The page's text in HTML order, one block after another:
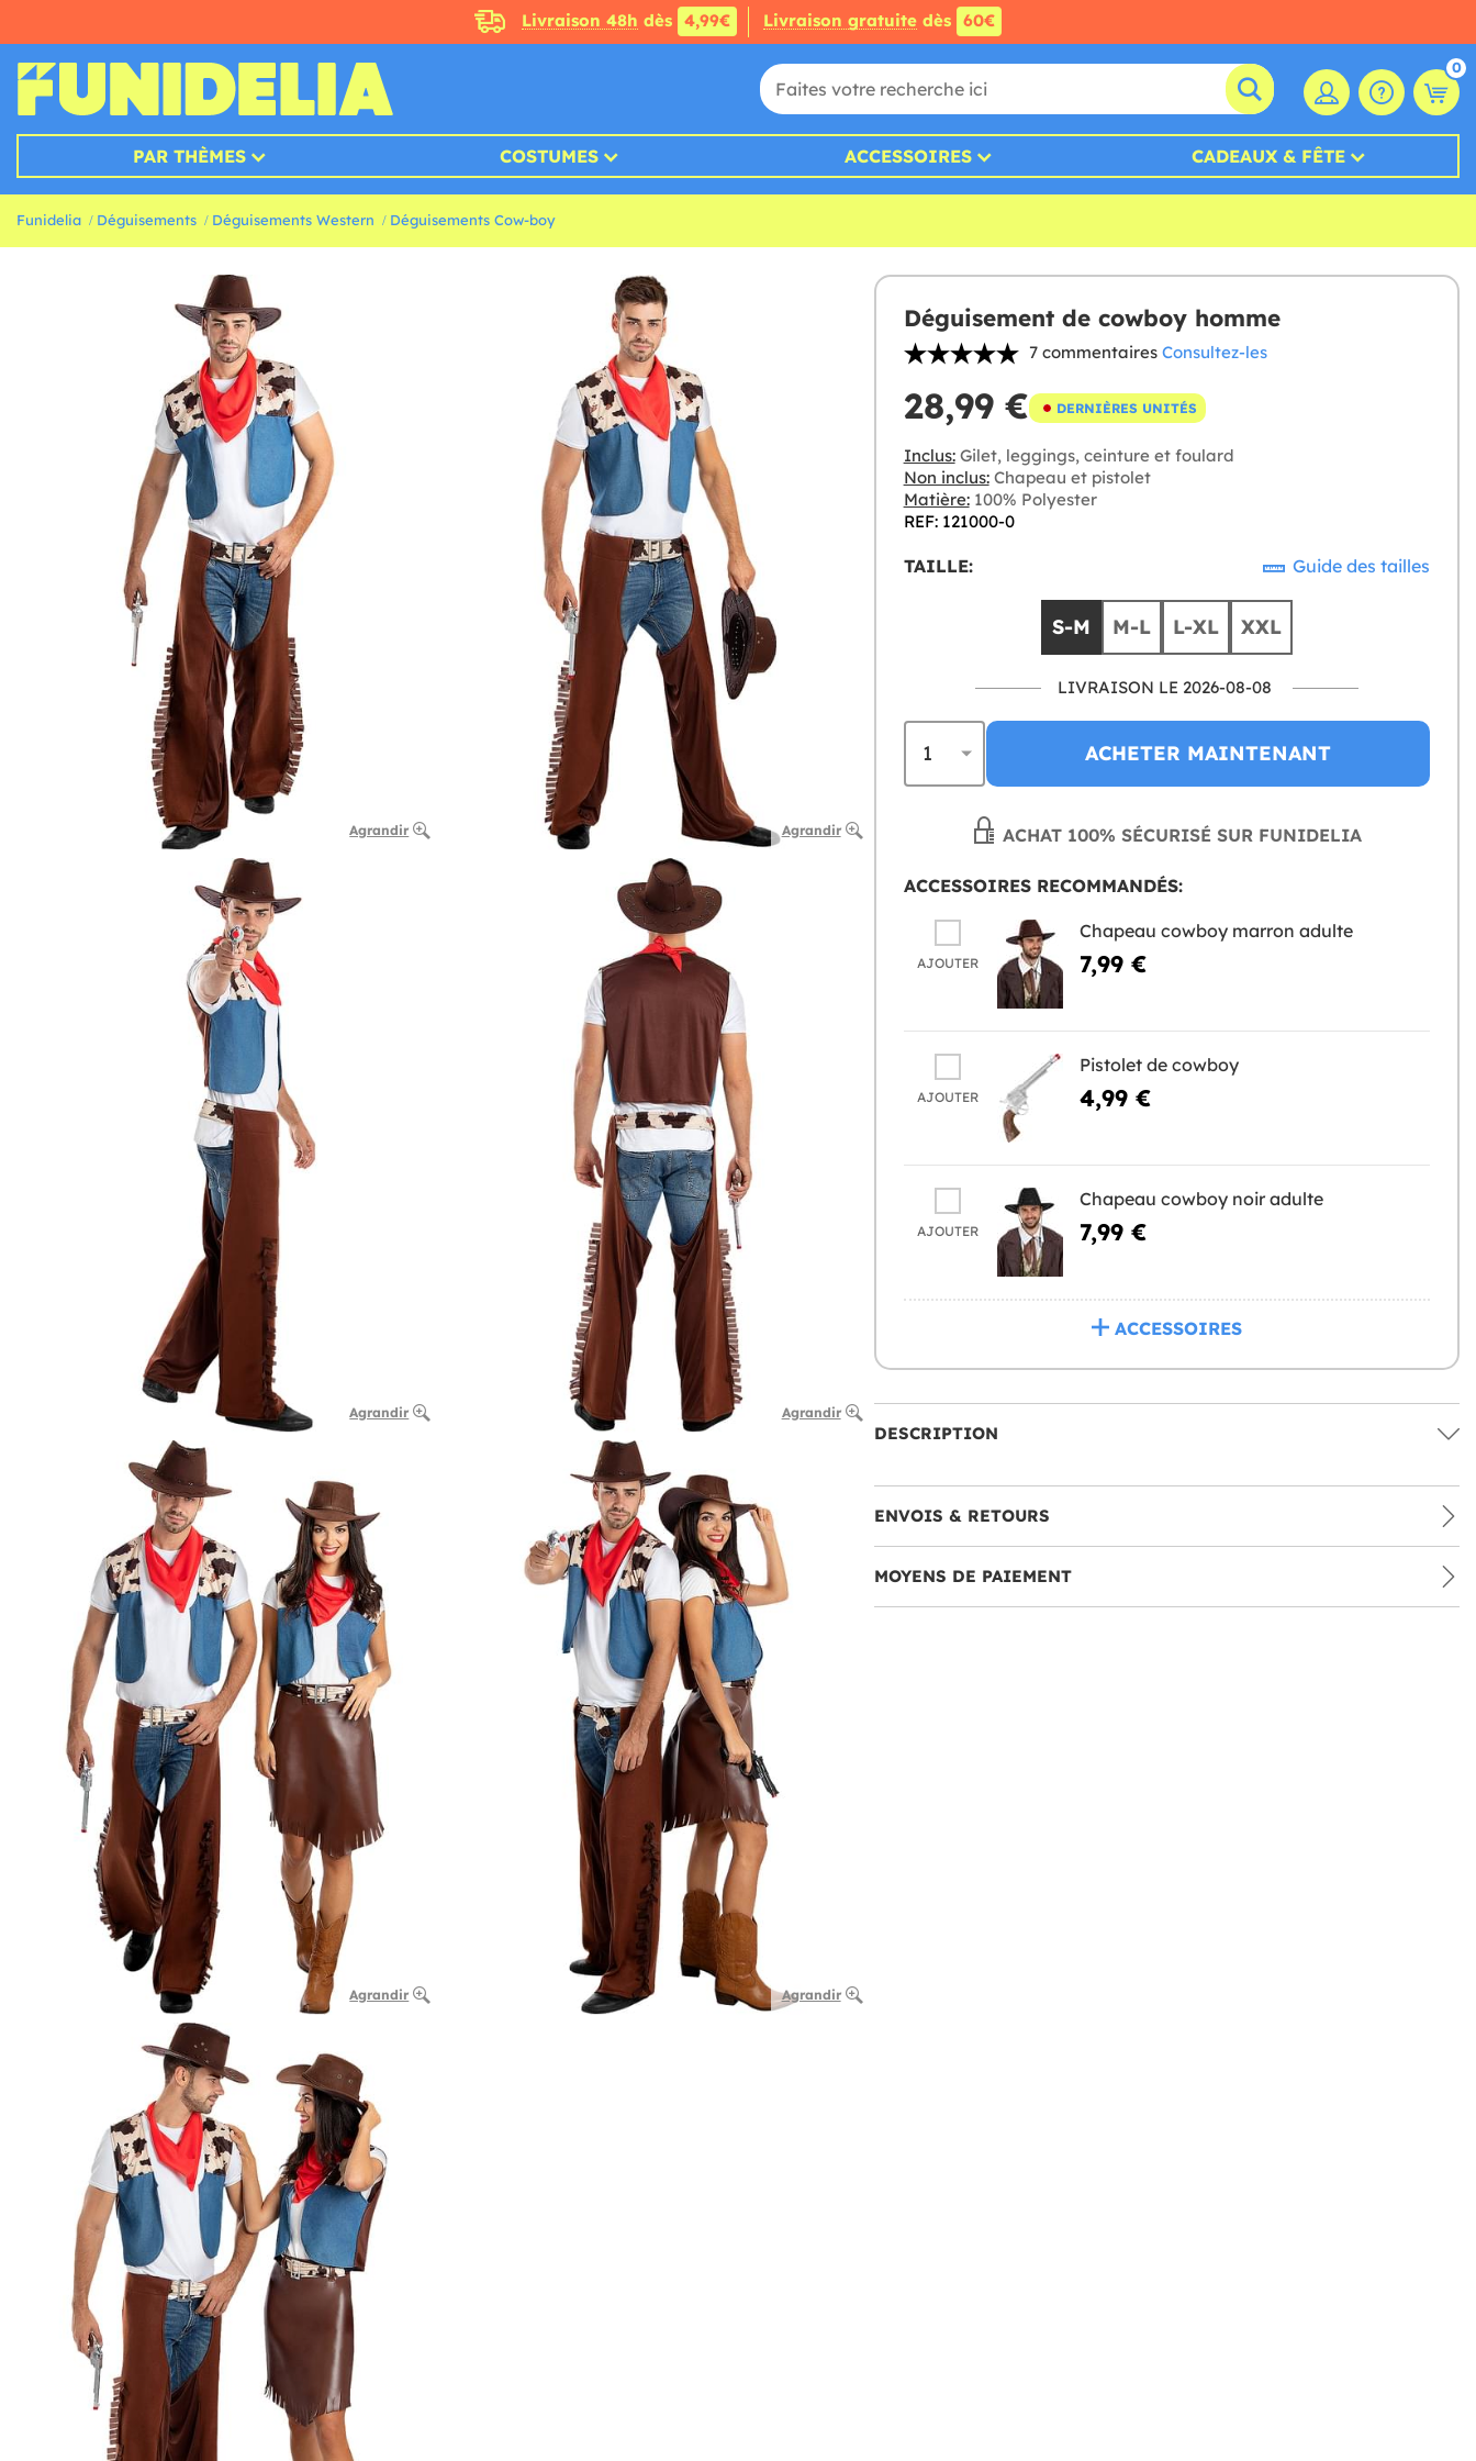
Livraison 48h dès 4,99€ Livraison gratuite dès 60€
0
PAR THÈMES COSTUMES ACCESSOIRES CADEAUX & FÊTE
Funidelia Déguisements Déguisements Western Déguisements Cow-boy
Agrandir Agrandir
Agrandir Agrandir
Agrandir Agrandir
Déguisement de cowboy homme
7 commentaires Consultez-les
28,99 € DERNIÈRES UNITÉS
Inclus:Gilet, leggings, ceinture et foulard
Non inclus:Chapeau et pistolet
Matière:100% Polyester
REF: 121000-0
TAILLE: Guide des tailles
S-M M-L L-XL XXL
LIVRAISON LE 2026-08-08
ACHETER MAINTENANT
ACHAT 100% SÉCURISÉ SUR FUNIDELIA
ACCESSOIRES RECOMMANDÉS:
AJOUTER
Chapeau cowboy marron adulte
7,99 €
AJOUTER
Pistolet de cowboy
4,99 €
AJOUTER
Chapeau cowboy noir adulte
7,99 €
ACCESSOIRES
DESCRIPTION
ENVOIS & RETOURS
MOYENS DE PAIEMENT